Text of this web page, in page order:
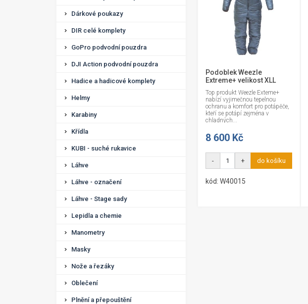
Dárkové poukazy
DIR celé komplety
GoPro podvodní pouzdra
DJI Action podvodní pouzdra
Hadice a hadicové komplety
Helmy
Karabiny
Křídla
KUBI - suché rukavice
Láhve
Láhve - označení
Láhve - Stage sady
Lepidla a chemie
Manometry
Masky
Nože a řezáky
Oblečení
Plnění a přepouštění
Podoblek Weezle
Extreme+ velikost XLL
Top produkt Weezle Exteme+
nabízí vyjimečnou tepelnou
ochranu a komfort pro potápěče,
kteří se potápí zejména v
chladných...
8 600 Kč
- + do košíku
kód: W40015